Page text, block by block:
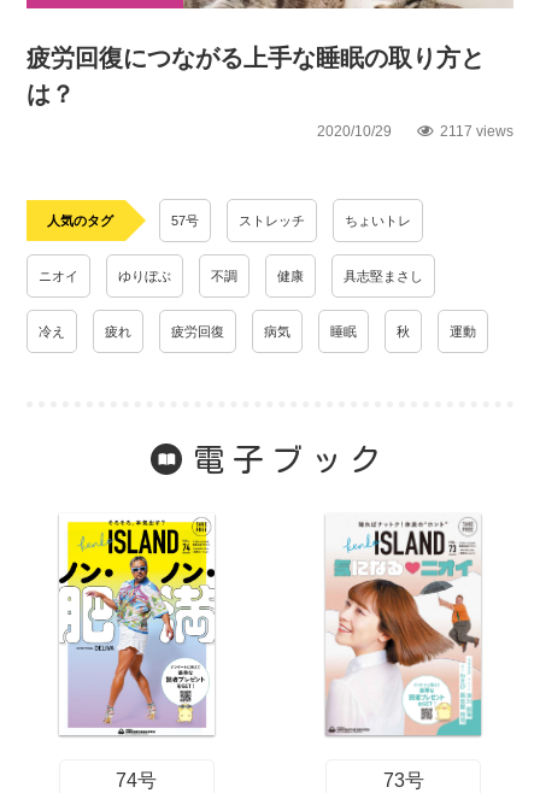
疲労回復につながる上手な睡眠の取り方と
は？
2020/10/29 2117 views
人気のタグ 57号 ストレッチ ちょいトレ
ニオイ ゆりぼぶ 不調 健康 具志堅まさし
冷え 疲れ 疲労回復 病気 睡眠 秋 運動
電子ブック
74号 73号